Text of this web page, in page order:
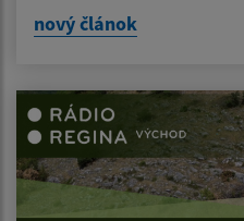
nový článok